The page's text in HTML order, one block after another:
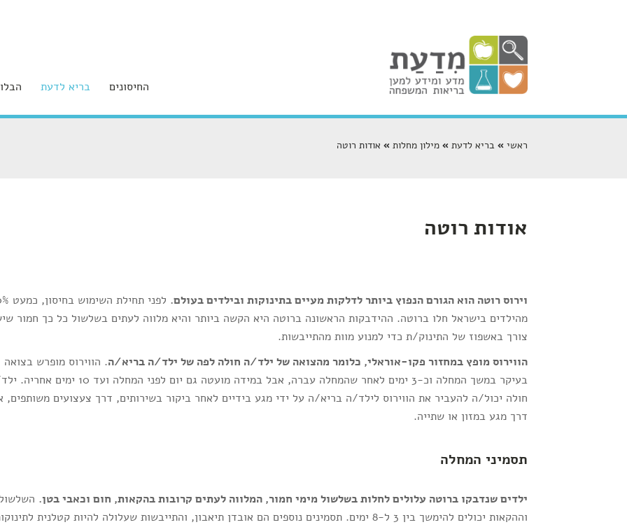
החיסונים בריא לדעת
ראשי בריא לדעת מילון מחלות אודות רוטה
אודות רוטה
וירוס רוטה הוא הגורם הנפוץ ביותר לדלקות מעיים בתינוקות ובילדים בעולם.
לפני
מהילדים בישראל חלו ברוטה. ההידבקות הראשונה ברוטה היא הקשה ביותר והיא מלווה לעתים בשלשול כל כך חמור
צורך באשפוז של התינוק/ת כדי למנוע מוות מהתייבשות.
הווירוס מופץ במחזור פקו-אוראלי, כלומר מהצואה של ילד/ה חולה לפה של ילד/ה בריא/ה. הווירוס מופרש בצואה
בעיקר במשך המחלה וכ-3 ימים לאחר שהמחלה עברה, אבל במידה מועטה גם יום לפני המחלה ועד 10
חולה יכול/ה להעביר את הווירוס לילד/ה בריא/ה על ידי מגע בידיים לאחר ביקור בשירותים, דרך צעצועים משותפים,
דרך מגע במזון או שתייה.
תסמיני המחלה
ילדים שנדבקו ברוטה עלולים לחלות בשלשול מימי חמור, המלווה לעתים קרובות בהקאות, חום וכאבי בטן.
וההקאות יכולים להימשך בין 3 ל-8 ימים. תסמינים נוספים הם אובדן תיאבון, והתייבשות שעלולה להיות קטלנית